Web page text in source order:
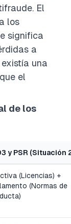
El
los
significa
a
una
el
de los
y PSR (Situación
(Licencias) +
(Normas de